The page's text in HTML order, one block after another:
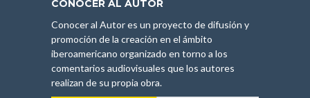
CONOCER AL AUTOR
Conocer al Autor es un proyecto de difusión y
promoción de la creación en el ámbito
iberoamericano organizado en torno a los
comentarios audiovisuales que los autores
realizan de su propia obra.